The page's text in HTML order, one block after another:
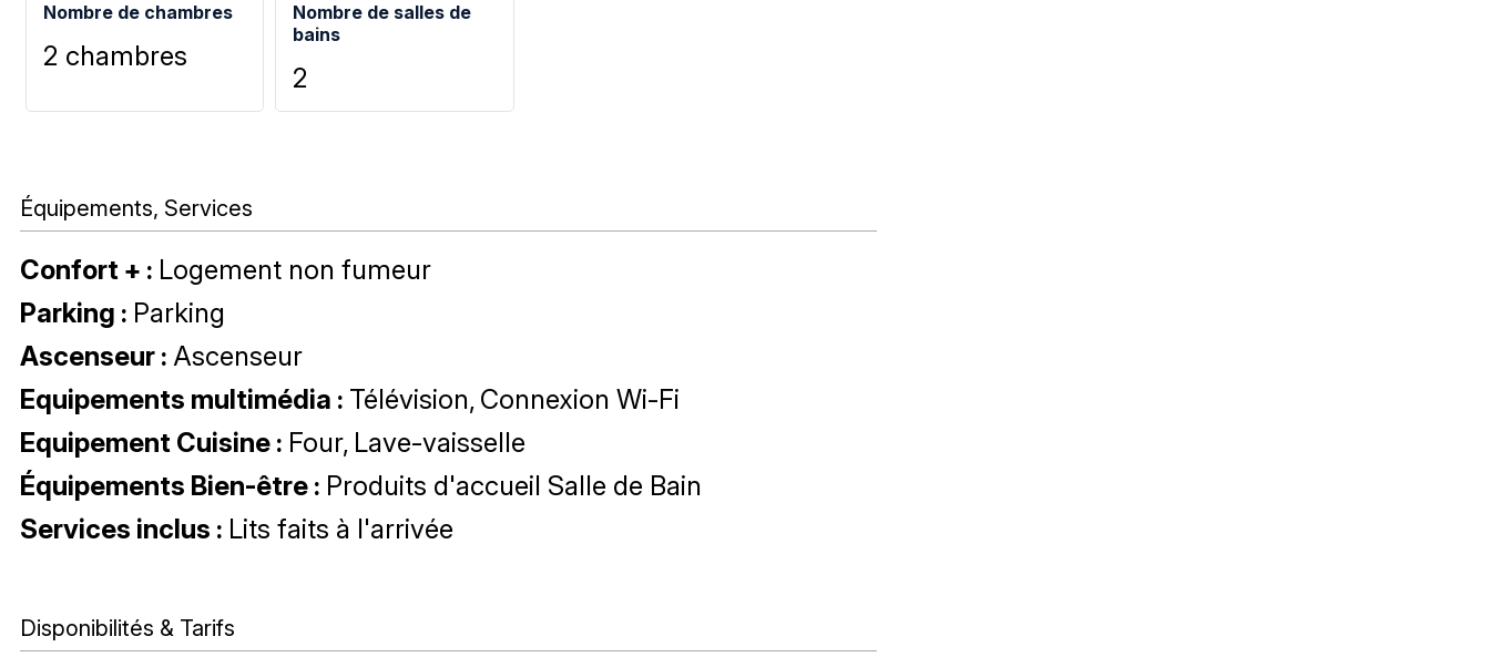
Nombre de chambres
2 chambres
Nombre de salles de
bains
2
Équipements, Services
Confort + : Logement non fumeur
Parking : Parking
Ascenseur : Ascenseur
Equipements multimédia : Télévision Connexion Wi-Fi
Equipement Cuisine : Four Lave-vaisselle
Équipements Bien-être : Produits d'accueil Salle de Bain
Services inclus : Lits faits à l'arrivée
Disponibilités & Tarifs